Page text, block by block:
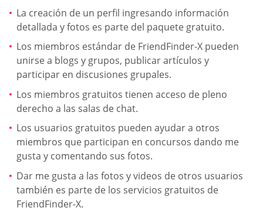
La creación de un perfil ingresando información
detallada y fotos es parte del paquete gratuito.
Los miembros estándar de FriendFinder-X pueden
unirse a blogs y grupos, publicar artículos y
participar en discusiones grupales.
Los miembros gratuitos tienen acceso de pleno
derecho a las salas de chat.
Los usuarios gratuitos pueden ayudar a otros
miembros que participan en concursos dando me
gusta y comentando sus fotos.
Dar me gusta a las fotos y videos de otros usuarios
también es parte de los servicios gratuitos de
FriendFinder-X.